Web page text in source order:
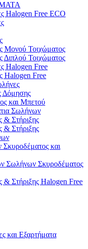
Halogen Free ECO
Μονού Τοιχώματος
Διπλού Τοιχώματος
Halogen Free
Halogen Free
Δόμησης
και Μπετού
Σωλήνων
& Στήριξης
& Στήριξης
και
Σωλήνων Σκυροδέματος
& Στήριξης Halogen Free
και Εξαρτήματα